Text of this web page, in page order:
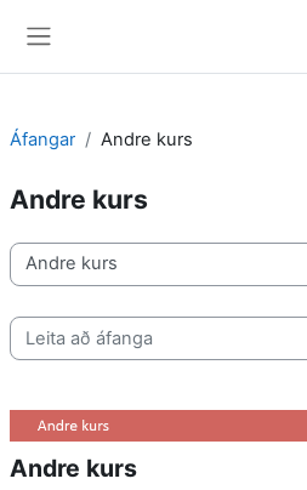
Áfangar Andre kurs
Andre kurs
Deildir/brautir
Leita að áfanga
Andre kurs